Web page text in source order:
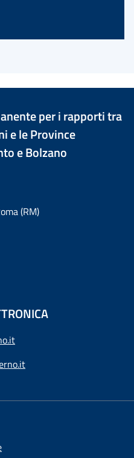
per i rapporti tra
e le Province
e Bolzano
(RM)